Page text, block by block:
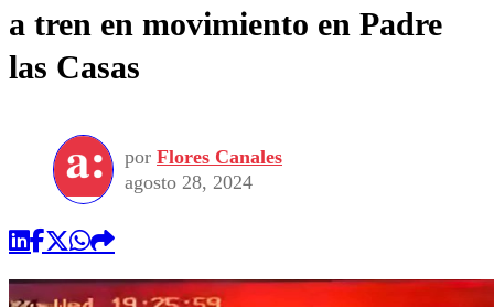
a tren en movimiento en Padre
las Casas
por Flores Canales
agosto 28, 2024